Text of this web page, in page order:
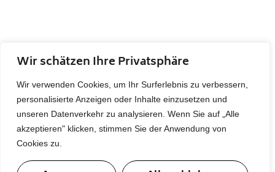
Wir schätzen Ihre Privatsphäre
Wir verwenden Cookies, um Ihr Surferlebnis zu verbessern,
personalisierte Anzeigen oder Inhalte einzusetzen und
unseren Datenverkehr zu analysieren. Wenn Sie auf „Alle
akzeptieren" klicken, stimmen Sie der Anwendung von
Cookies zu.